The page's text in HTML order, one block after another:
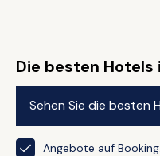
Die besten Hotels
Sehen Sie die besten
Angebote auf